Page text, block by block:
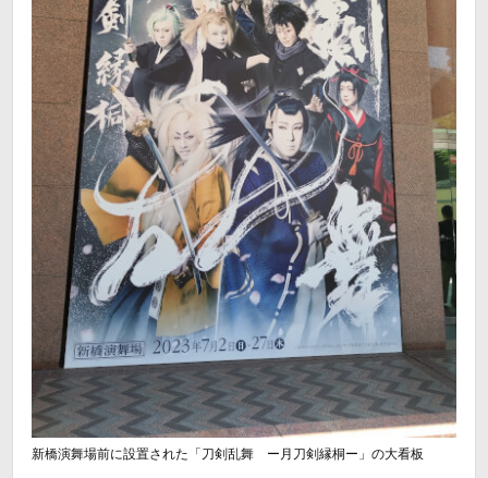
新橋演舞場前に設置された「刀剣乱舞 ー月刀剣縁桐ー」の大看板